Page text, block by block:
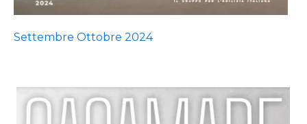
Settembre Ottobre 2024